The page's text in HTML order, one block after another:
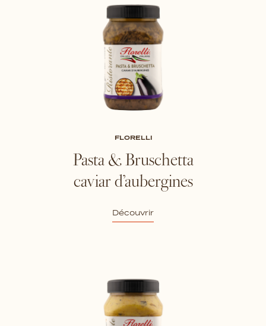
FLORELLI
Pasta & Bruschetta
caviar d’aubergines
Découvrir